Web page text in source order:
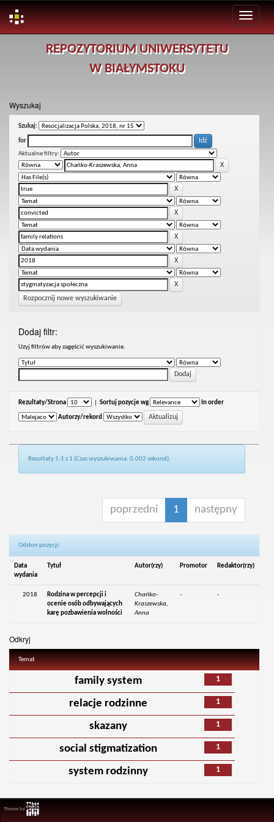
REPOZYTORIUM UNIWERSYTETU
W BIAŁYMSTOKU
Wyszukaj
Szukaj:
for
Aktualne filtry:
Rozpocznij nowe wyszukiwanie
Dodaj filtr:
Uzyj filtrów aby zagęścić wyszukiwanie.
Rezultaty/Strona Sortuj pozycje wg In order
Autorzy/rekord
Rezultaty 1-1 z 1 (Czas wyszukiwania: 0.002 sekund).
poprzedni 1 następny
Odsłon pozycji:
Data
wydania
Tytuł Autor(rzy) Promotor Redaktor(rzy)
2018
Rodzina w percepcji i
ocenie osób odbywających
karę pozbawienia wolności
Chańko-
Kraszewska,
Anna
- -
Odkryj
Temat
1
family system
1
relacje rodzinne
1
skazany
1
social stigmatization
1
system rodzinny
Theme by